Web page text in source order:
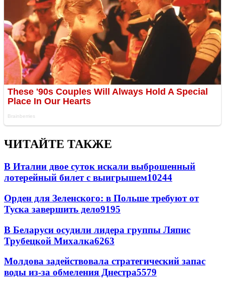
ЧИТАЙТЕ ТАКЖЕ
В Италии двое суток искали выброшенный
лотерейный билет с выигрышем10244
Орден для Зеленского: в Польше требуют от
Туска завершить дело9195
В Беларуси осудили лидера группы Ляпис
Трубецкой Михалка6263
Молдова задействовала стратегический запас
воды из-за обмеления Днестра5579